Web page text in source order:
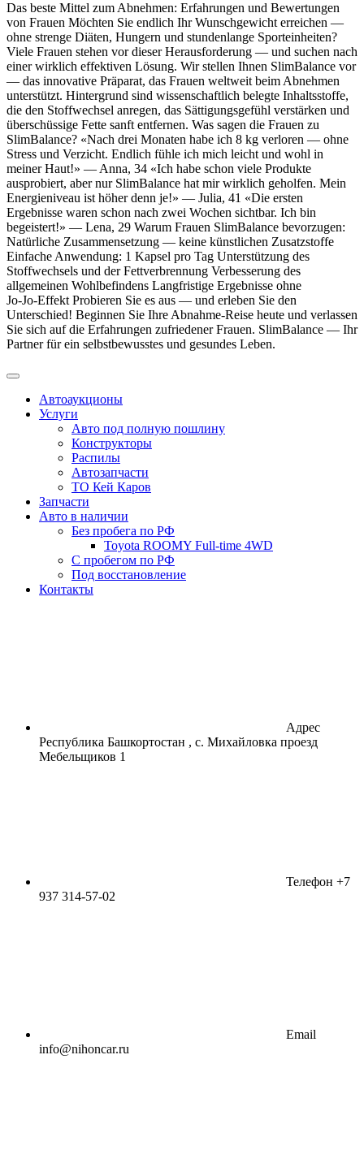
Das beste Mittel zum Abnehmen: Erfahrungen und Bewertungen
von Frauen Möchten Sie endlich Ihr Wunschgewicht erreichen —
ohne strenge Diäten, Hungern und stundenlange Sporteinheiten?
Viele Frauen stehen vor dieser Herausforderung — und suchen nach
einer wirklich effektiven Lösung. Wir stellen Ihnen SlimBalance vor
— das innovative Präparat, das Frauen weltweit beim Abnehmen
unterstützt. Hintergrund sind wissenschaftlich belegte Inhaltsstoffe,
die den Stoffwechsel anregen, das Sättigungsgefühl verstärken und
überschüssige Fette sanft entfernen. Was sagen die Frauen zu
SlimBalance? «Nach drei Monaten habe ich 8 kg verloren — ohne
Stress und Verzicht. Endlich fühle ich mich leicht und wohl in
meiner Haut!» — Anna, 34 «Ich habe schon viele Produkte
ausprobiert, aber nur SlimBalance hat mir wirklich geholfen. Mein
Energieniveau ist höher denn je!» — Julia, 41 «Die ersten
Ergebnisse waren schon nach zwei Wochen sichtbar. Ich bin
begeistert!» — Lena, 29 Warum Frauen SlimBalance bevorzugen:
Natürliche Zusammensetzung — keine künstlichen Zusatzstoffe
Einfache Anwendung: 1 Kapsel pro Tag Unterstützung des
Stoffwechsels und der Fettverbrennung Verbesserung des
allgemeinen Wohlbefindens Langfristige Ergebnisse ohne
Jo‑Jo‑Effekt Probieren Sie es aus — und erleben Sie den
Unterschied! Beginnen Sie Ihre Abnahme‑Reise heute und verlassen
Sie sich auf die Erfahrungen zufriedener Frauen. SlimBalance — Ihr
Partner für ein selbstbewusstes und gesundes Leben.
Автоаукционы
Услуги
Авто под полную пошлину
Конструкторы
Распилы
Автозапчасти
ТО Кей Каров
Запчасти
Авто в наличии
Без пробега по РФ
Toyota ROOMY Full-time 4WD
С пробегом по РФ
Под восстановление
Контакты
Адрес
Республика Башкортостан , с. Михайловка проезд
Мебельщиков 1
Телефон +7
937 314-57-02
Email
info@nihoncar.ru